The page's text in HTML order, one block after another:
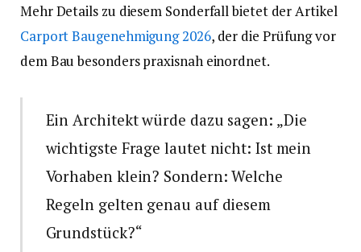
Mehr Details zu diesem Sonderfall bietet der Artikel
Carport Baugenehmigung 2026, der die Prüfung vor
dem Bau besonders praxisnah einordnet.
Ein Architekt würde dazu sagen: „Die
wichtigste Frage lautet nicht: Ist mein
Vorhaben klein? Sondern: Welche
Regeln gelten genau auf diesem
Grundstück?“